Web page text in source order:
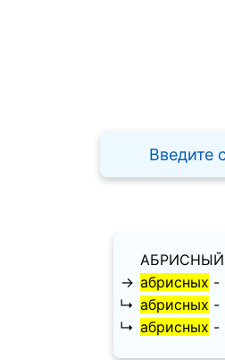
Введите
АБРИСНЫЙ
→ абрисных -
↳ абрисных -
↳ абрисных -